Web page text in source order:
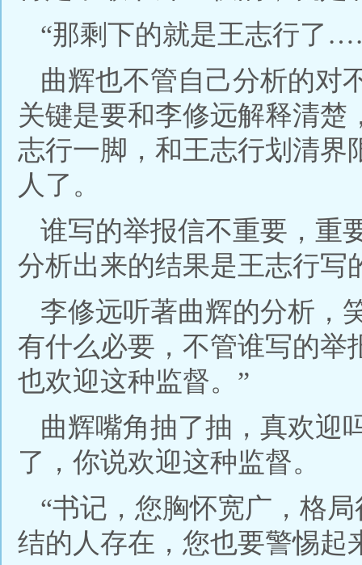
“那剩下的就是王志行了
曲辉也不管自己分析的对
关键是要和李修远解释清楚
志行一脚，和王志行划清界
人了。
谁写的举报信不重要，重
分析出来的结果是王志行写
李修远听著曲辉的分析，
有什么必要，不管谁写的举
也欢迎这种监督。”
曲辉嘴角抽了抽，真欢迎
了，你说欢迎这种监督。
“书记，您胸怀宽广，格
结的人存在，您也要警惕起